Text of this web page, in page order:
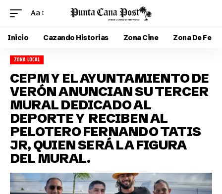
Aa
Inicio Cazando Historias Zona Cine Zona De Fe
ZONA LOCAL
CEPM Y EL AYUNTAMIENTO DE
VERÓN ANUNCIAN SU TERCER
MURAL DEDICADO AL
DEPORTE Y RECIBEN AL
PELOTERO FERNANDO TATIS
JR, QUIEN SERÁ LA FIGURA
DEL MURAL.